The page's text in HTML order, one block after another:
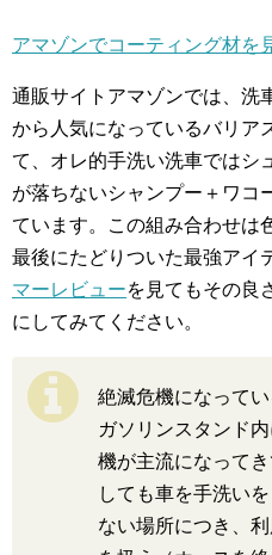
アマゾンでコーティング材を
通販サイトアマゾンでは、洗
から人気になっているバリア
て、オレ的手洗い洗車ではシ
が落ちないシャンプー＋ワコ
ています。この組み合わせは
最後にたどりついた最強アイ
マーレビューを見てもその良
にしてみてください。
絶滅危機になって
ガソリンスタンド
機が主流になって
しても車を手洗い
ない場所につき、